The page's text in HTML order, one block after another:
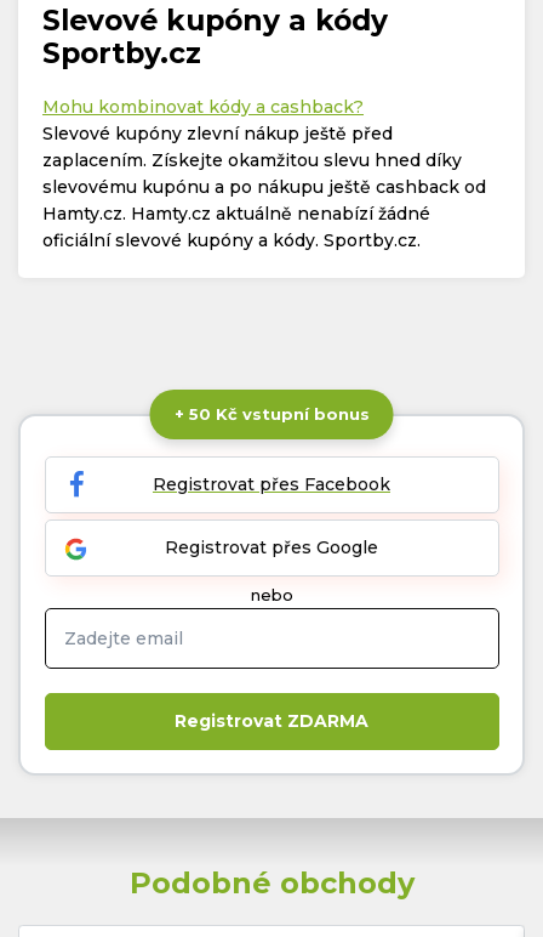
Slevové kupóny a kódy
Sportby.cz
Mohu kombinovat kódy a cashback?
Slevové kupóny zlevní nákup ještě před
zaplacením. Získejte okamžitou slevu hned díky
slevovému kupónu a po nákupu ještě cashback od
Hamty.cz. Hamty.cz aktuálně nenabízí žádné
oficiální slevové kupóny a kódy. Sportby.cz.
+ 50 Kč vstupní bonus
Registrovat přes Facebook
Registrovat přes Google
nebo
Podobné obchody